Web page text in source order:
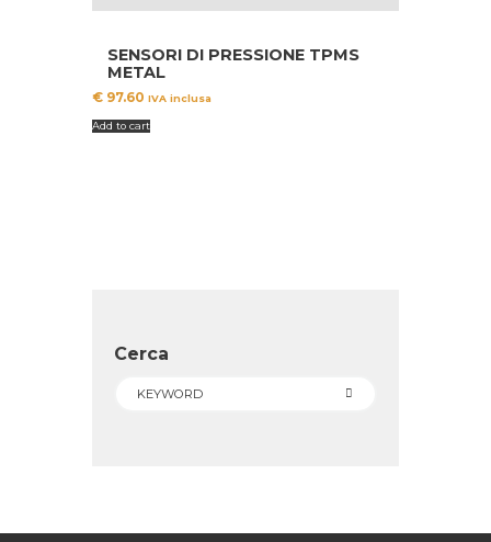
SENSORI DI PRESSIONE TPMS
METAL
€ 97.60 IVA inclusa
Add to cart
Cerca